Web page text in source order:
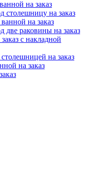
на заказ
столешницу на заказ
на заказ
две раковины на заказ
с накладной
на заказ
на заказ